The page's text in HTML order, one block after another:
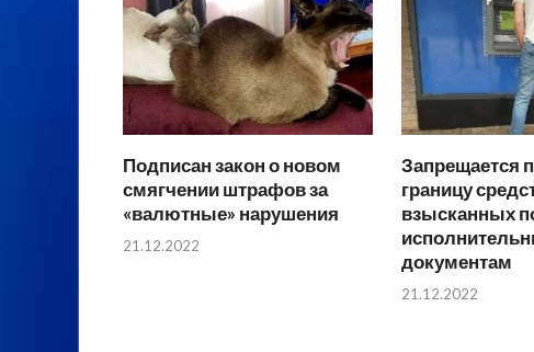
Подписан закон о новом
смягчении штрафов за
«валютные» нарушения
21.12.2022
Запрещается
границу
взысканных
документам
21.12.2022